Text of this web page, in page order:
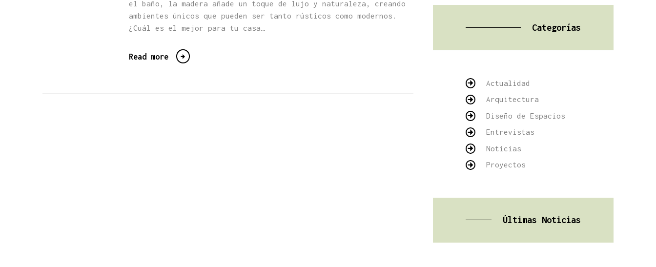
el baño, la madera añade un toque de lujo y naturaleza, creando
ambientes únicos que pueden ser tanto rústicos como modernos.
¿Cuál es el mejor para tu casa…
Read more
Categorías
Actualidad
Arquitectura
Diseño de Espacios
Entrevistas
Noticias
Proyectos
Últimas Noticias